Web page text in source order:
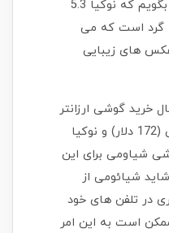
رنگ را بهتر می پسندم. باید بگویم که نوکیا 5.3
گرد است که می
های زیبایی
خرید گوشی ارزانتر
است باید بداند که شیائومی (172 دلار) و نوکیا
شیاومی برای این
شیائومی از
در تلفن های خود
ممکن است به این امر